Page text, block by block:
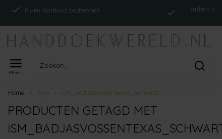
aanbod badtextiel Indien op
Menu
Home Tags ism_badjasvossentexas_schwartz
PRODUCTEN GETAGD MET